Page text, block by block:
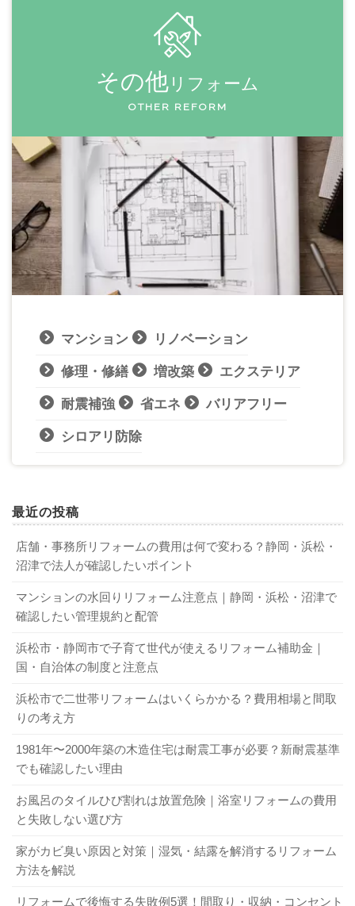
その他 リフォーム
OTHER REFORM
マンション リノベーション
修理・修繕 増改築 エクステリア
耐震補強 省エネ バリアフリー
シロアリ防除
最近の投稿
店舗・事務所リフォームの費用は何で変わる？静岡・浜松・
沼津で法人が確認したいポイント
マンションの水回りリフォーム注意点｜静岡・浜松・沼津で
確認したい管理規約と配管
浜松市・静岡市で子育て世代が使えるリフォーム補助金｜
国・自治体の制度と注意点
浜松市で二世帯リフォームはいくらかかる？費用相場と間取
りの考え方
1981年〜2000年築の木造住宅は耐震工事が必要？新耐震基準
でも確認したい理由
お風呂のタイルひび割れは放置危険｜浴室リフォームの費用
と失敗しない選び方
家がカビ臭い原因と対策｜湿気・結露を解消するリフォーム
方法を解説
リフォームで後悔する失敗例5選！間取り・収納・コンセント